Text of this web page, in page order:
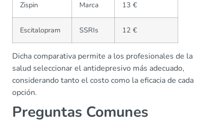
Zispin Marca 13 €
Escitalopram SSRIs 12 €
Dicha comparativa permite a los profesionales de la
salud seleccionar el antidepresivo más adecuado,
considerando tanto el costo como la eficacia de cada
opción.
Preguntas Comunes